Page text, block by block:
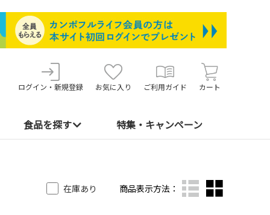
ログイン・新規登録 お気に入り ご利用ガイド カート
食品を探す 特集・キャンペーン
在庫あり 商品表示方法：